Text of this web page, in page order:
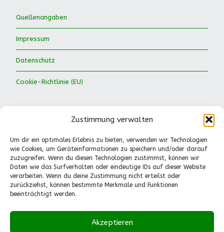
Zustimmung verwalten
Um dir ein optimales Erlebnis zu bieten, verwenden wir Technologien
wie Cookies, um Geräteinformationen zu speichern und/oder darauf
zuzugreifen. Wenn du diesen Technologien zustimmst, können wir
Daten wie das Surfverhalten oder eindeutige IDs auf dieser Website
verarbeiten. Wenn du deine Zustimmung nicht erteilst oder
zurückziehst, können bestimmte Merkmale und Funktionen
beeinträchtigt werden.
Akzeptieren
Quellenangaben
Impressum
Datenschutz
Cookie-Richtlinie (EU)
Waldkinder Ismaning e.V.
Dorfstraße 66
85737 Ismaning
Tel.: 089-41611244
(Mo.-Fr., 13-14.30 Uhr):